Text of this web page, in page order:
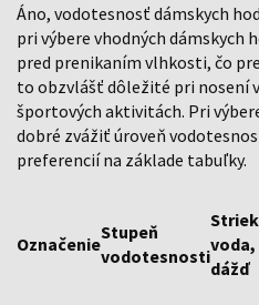
Áno, vodotesnosť dámskych
pri výbere vhodných dámskych
pred prenikaním vlhkosti, čo
to obzvlášť dôležité pri nosení
športových aktivitách. Pri
dobré zvážiť úroveň
preferencií na základe tabuľky.
Označenie
Stupeň
vodotesnosti
dážď